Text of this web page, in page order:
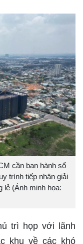
cần ban hành sổ
trình tiếp nhận giải
lẻ (Ảnh minh họa:
trì họp với lãnh
khu về các khó